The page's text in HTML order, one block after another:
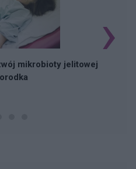
mikrobioty jelitowej ›